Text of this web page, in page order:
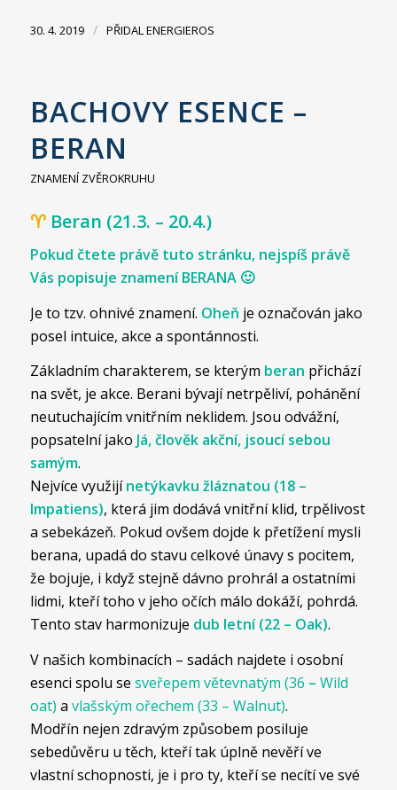
30. 4. 2019 / PŘIDAL ENERGIEROS
BACHOVY ESENCE –
BERAN
ZNAMENÍ ZVĚROKRUHU
♈Beran (21.3. – 20.4.)
Pokud čtete právě tuto stránku, nejspíš právě
Vás popisuje znamení BERANA 🙂
Je to tzv. ohnivé znamení. Oheň je označován jako
posel intuice, akce a spontánnosti.
Základním charakterem, se kterým beran přichází
na svět, je akce. Berani bývají netrpěliví, pohánění
neutuchajícím vnitřním neklidem. Jsou odvážní,
popsatelní jako Já, člověk akční, jsoucí sebou
samým.
Nejvíce využijínetýkavku žláznatou (18 –
Impatiens), která jim dodává vnitřní klid, trpělivost
a sebekázeň. Pokud ovšem dojde k přetížení mysli
berana, upadá do stavu celkové únavy s pocitem,
že bojuje, i když stejně dávno prohrál a ostatními
lidmi, kteří toho v jeho očích málo dokáží, pohrdá.
Tento stav harmonizuje dub letní (22 – Oak).
V našich kombinacích – sadách najdete i osobní
esenci spolu se sveřepem větevnatým (36 – Wild
oat) a vlašským ořechem (33 – Walnut).
Modřín nejen zdravým způsobem posiluje
sebedůvěru u těch, kteří tak úplně nevěří ve
vlastní schopnosti, je i pro ty, kteří se necítí ve své